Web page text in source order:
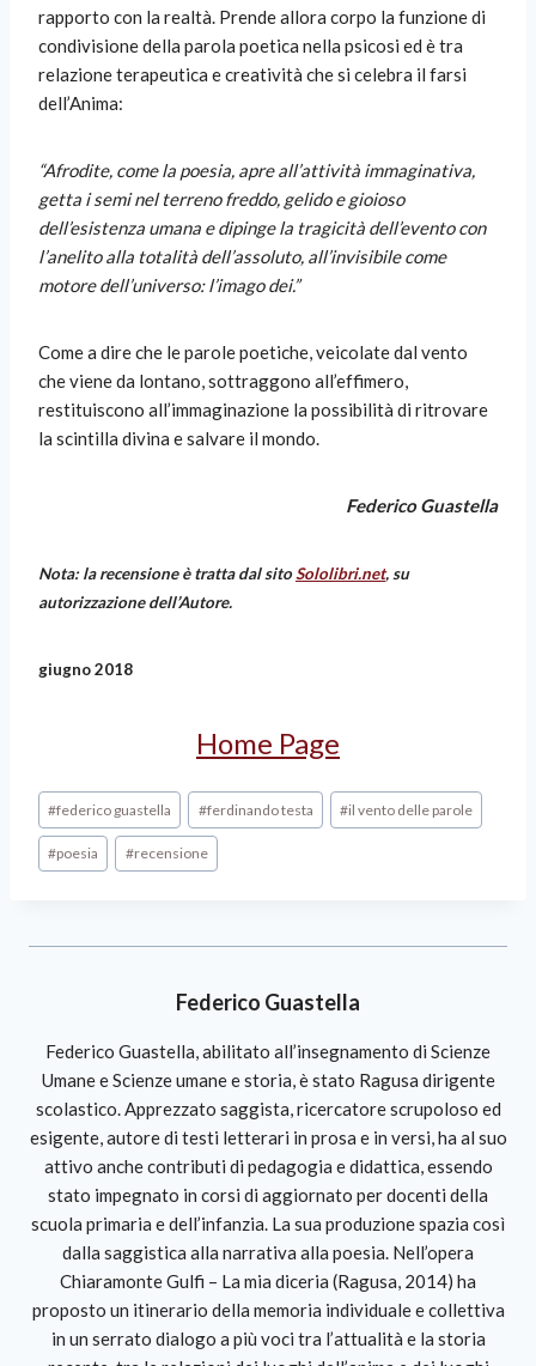
rapporto con la realtà. Prende allora corpo la funzione di
condivisione della parola poetica nella psicosi ed è tra
relazione terapeutica e creatività che si celebra il farsi
dell’Anima:
“Afrodite, come la poesia, apre all’attività immaginativa,
getta i semi nel terreno freddo, gelido e gioioso
dell’esistenza umana e dipinge la tragicità dell’evento con
l’anelito alla totalità dell’assoluto, all’invisibile come
motore dell’universo: l’imago dei.”
Come a dire che le parole poetiche, veicolate dal vento
che viene da lontano, sottraggono all’effimero,
restituiscono all’immaginazione la possibilità di ritrovare
la scintilla divina e salvare il mondo.
Federico Guastella
Nota: la recensione è tratta dal sitoSololibri.net, su
autorizzazione dell’Autore.
giugno 2018
Home Page
#federico guastella #ferdinando testa #il vento delle parole
#poesia #recensione
Federico Guastella
Federico Guastella, abilitato all’insegnamento di Scienze
Umane e Scienze umane e storia, è stato Ragusa dirigente
scolastico. Apprezzato saggista, ricercatore scrupoloso ed
esigente, autore di testi letterari in prosa e in versi, ha al suo
attivo anche contributi di pedagogia e didattica, essendo
stato impegnato in corsi di aggiornato per docenti della
scuola primaria e dell’infanzia. La sua produzione spazia così
dalla saggistica alla narrativa alla poesia. Nell’opera
Chiaramonte Gulfi – La mia diceria (Ragusa, 2014) ha
proposto un itinerario della memoria individuale e collettiva
in un serrato dialogo a più voci tra l’attualità e la storia